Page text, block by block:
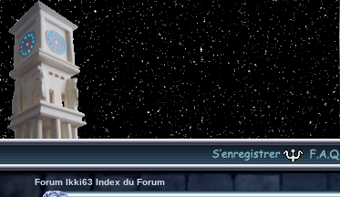
Forum Ikki63 Index du Forum